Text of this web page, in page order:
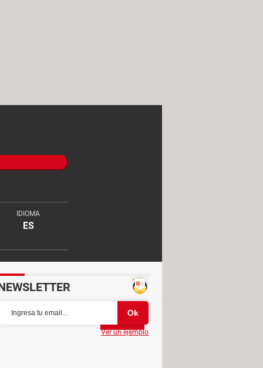
IDIOMA
ES
Partager
como Cisco Web Meetings,
Ver un ejemplo